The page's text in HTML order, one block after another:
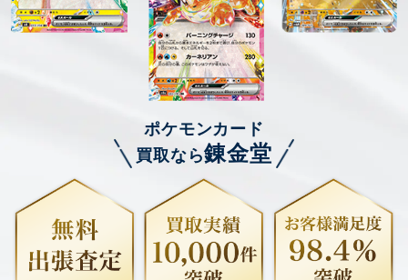
ポケモンカード
買取なら錬金堂